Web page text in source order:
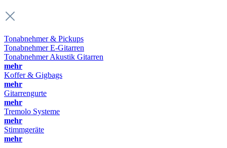
Tonabnehmer & Pickups
Tonabnehmer E-Gitarren
Tonabnehmer Akustik Gitarren
mehr
Koffer & Gigbags
mehr
Gitarrengurte
mehr
Tremolo Systeme
mehr
Stimmgeräte
mehr